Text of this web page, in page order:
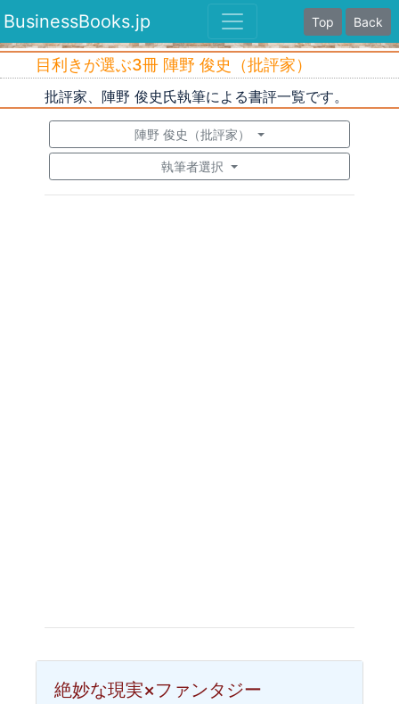
BusinessBooks.jp Top Back
目利きが選ぶ3冊 陣野 俊史（批評家）
批評家、陣野 俊史氏執筆による書評一覧です。
陣野 俊史（批評家）
執筆者選択
絶妙な現実×ファンタジー